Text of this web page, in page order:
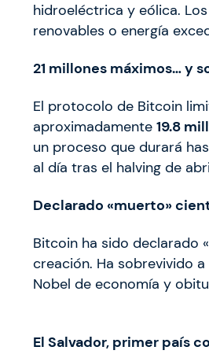
hidroeléctrica y eólica.
renovables o energía
21 millones máximos… y
El protocolo de Bitcoin
aproximadamente 19.8
un proceso que durará
al día tras el halving de
Declarado «muerto»
Bitcoin ha sido declarado
creación. Ha sobrevivido
Nobel de economía y
El Salvador, primer país